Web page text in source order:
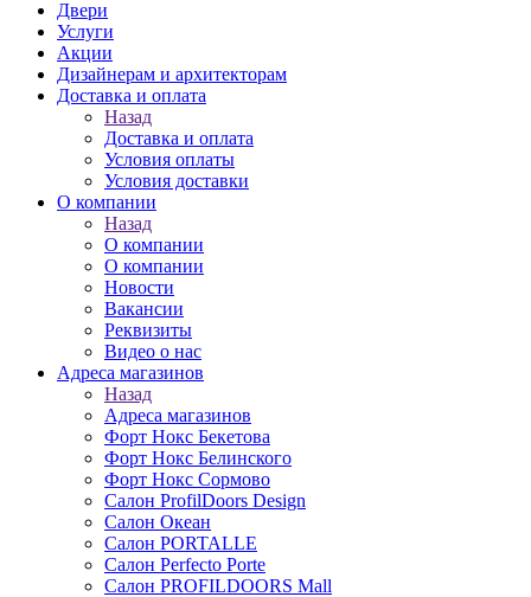
Двери
Услуги
Акции
Дизайнерам и архитекторам
Доставка и оплата
Назад
Доставка и оплата
Условия оплаты
Условия доставки
О компании
Назад
О компании
О компании
Новости
Вакансии
Реквизиты
Видео о нас
Адреса магазинов
Назад
Адреса магазинов
Форт Нокс Бекетова
Форт Нокс Белинского
Форт Нокс Сормово
Салон ProfilDoors Design
Салон Океан
Салон PORTALLE
Салон Perfecto Portе
Салон PROFILDOORS Mall